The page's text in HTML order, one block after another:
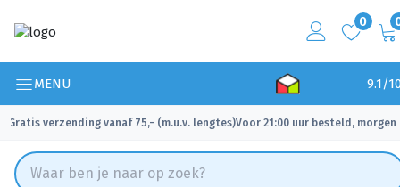
0
MENU 9.1/
Gratis verzending vanaf 75,- (m.u.v. lengtes)
✓ Voor 21:00 uur besteld, morgen